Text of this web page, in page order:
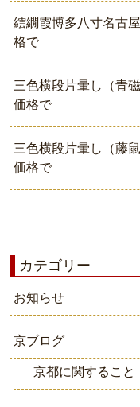
繧繝霞博多八寸名古
格で
三色横段片暈し（青
価格で
三色横段片暈し（藤
価格で
カテゴリー
お知らせ
京ブログ
京都に関すること